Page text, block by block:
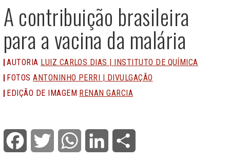
A contribuição brasileira
para a vacina da malária
AUTORIA LUIZ CARLOS DIAS | INSTITUTO DE QUÍMICA
FOTOS ANTONINHO PERRI | DIVULGAÇÃO
EDIÇÃO DE IMAGEM RENAN GARCIA
Facebook Twitter WhatsApp LinkedIn